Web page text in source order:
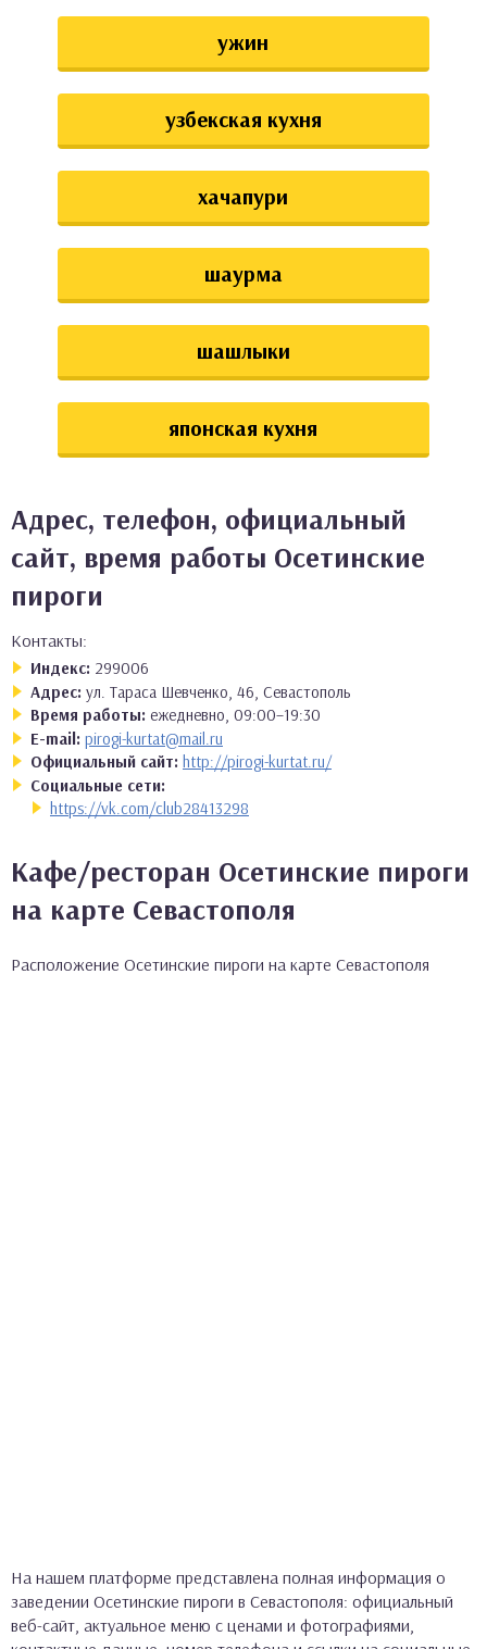
ужин
узбекская кухня
хачапури
шаурма
шашлыки
японская кухня
Адрес, телефон, официальный
сайт, время работы Осетинские
пироги
Контакты:
Индекс: 299006
Адрес: ул. Тараса Шевченко, 46, Севастополь
Время работы: ежедневно, 09:00–19:30
E-mail: pirogi-kurtat@mail.ru
Официальный сайт: http://pirogi-kurtat.ru/
Социальные сети:
https://vk.com/club28413298
Кафе/ресторан Осетинские пироги
на карте Севастополя
Расположение Осетинские пироги на карте Севастополя
На нашем платформе представлена полная информация о
заведении Осетинские пироги в Севастополя: официальный
веб-сайт, актуальное меню с ценами и фотографиями,